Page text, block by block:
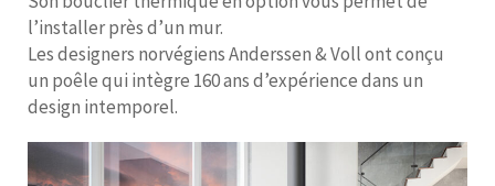
l’installer près d’un mur.
Les designers norvégiens Anderssen & Voll ont conçu
un poêle qui intègre 160 ans d’expérience dans un
design intemporel.